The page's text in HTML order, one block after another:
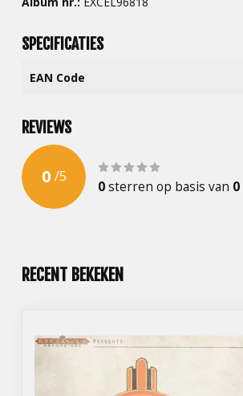
SPECIFICATIES
EAN Code
REVIEWS
0 /5
0sterren op basis van 0
RECENT BEKEKEN